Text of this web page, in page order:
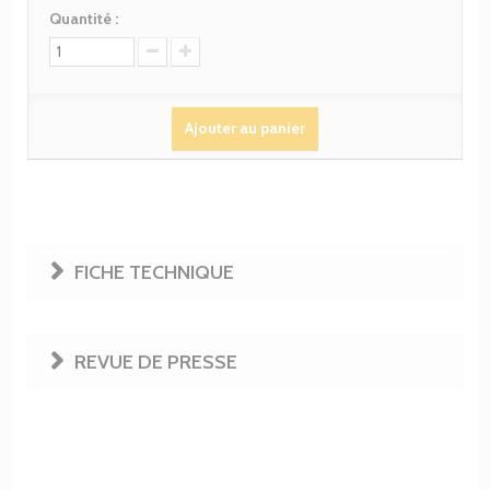
Quantité :
Ajouter au panier
FICHE TECHNIQUE
REVUE DE PRESSE